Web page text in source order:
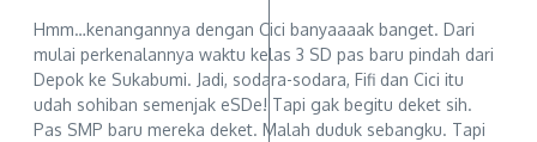
Hmm…kenangannya dengan Cici banyaaaak banget. Dari
mulai perkenalannya waktu kelas 3 SD pas baru pindah dari
Depok ke Sukabumi. Jadi, sodara-sodara, Fifi dan Cici itu
udah sohiban semenjak eSDe! Tapi gak begitu deket sih.
Pas SMP baru mereka deket. Malah duduk sebangku. Tapi